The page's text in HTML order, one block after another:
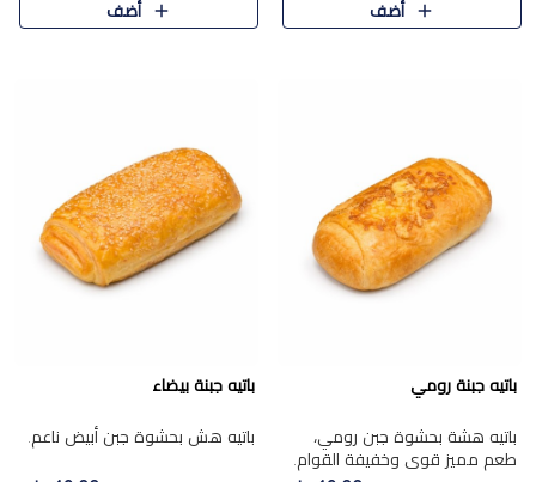
أضف
أضف
باتيه جبنة رومي
باتيه هشة بحشوة جبن رومي،
طعم مميز قوي وخفيفة القوام.
باتيه جبنة بيضاء
باتيه هش بحشوة جبن أبيض ناعم.